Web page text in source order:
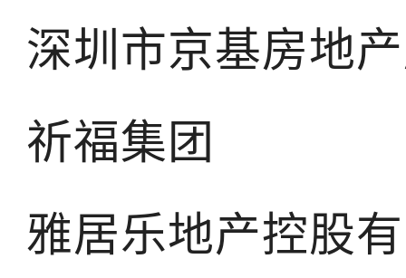
深圳市京基房地
祈福集团
雅居乐地产控股